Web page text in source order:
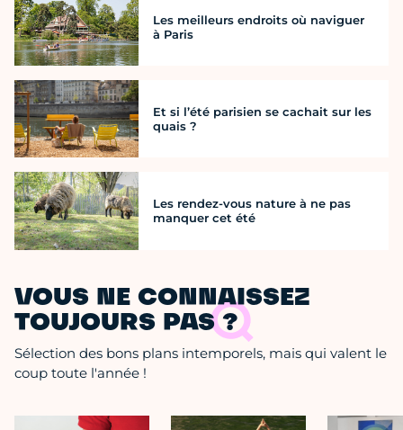
Les meilleurs endroits où naviguer
à Paris
Et si l’été parisien se cachait sur les
quais ?
Les rendez-vous nature à ne pas
manquer cet été
VOUS NE CONNAISSEZ
TOUJOURS PAS ?
Sélection des bons plans intemporels, mais qui valent le
coup toute l'année !